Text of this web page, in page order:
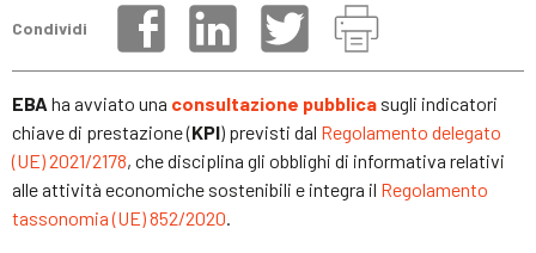
Condividi
EBA ha avviato una consultazione pubblica sugli indicatori
chiave di prestazione (KPI) previsti dal Regolamento delegato
(UE) 2021/2178, che disciplina gli obblighi di informativa relativi
alle attività economiche sostenibili e integra il Regolamento
tassonomia (UE) 852/2020.